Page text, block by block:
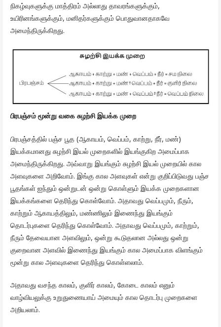
நிகழ்வுகளுக்கு மாத்திரம் அல்லாது தாவரங்களுக்கும்,
உயிரினங்களுக்கும், மனிதர்களுக்கும் பொதுவானதாகவே
அமைந்திருக்கிறது.
பிரபஞ்சம் மூன்று வகை சுழற்சி இயக்க முறை
பிரபஞ்சத்தில் பஞ்ச பூத (ஆகாயம், வெப்பம், காற்று, நீர், மண்)
இயக்கமானது சுழற்சி இயல் முறைகளில் இயங்குகிற அமைப்பாக
அமைந்திருக்கிறது. அவ்வாறு இயங்கும் சுழற்சி இயல் முறையில் கால
அளவுகளை அறிவோம். இங்கு கால அளவுகள் என்று குறிப்பிடுவது பஞ்ச
பூதங்கள் ஐந்தும் ஒன்றுடன் ஒன்று கொள்ளும் இயக்க முறைகளான
இயக்கங்களை தெரிந்து கொள்வோம். அதாவது வெப்பமும், நீரும்,
காற்றும் ஆகாயத்திலும், மண்ணிலும் இணைந்து இயங்கும்
தொடர்புகளை தெரிந்து கொள்வோம். அதாவது வெப்பமும், காற்றும்,
நீரும் தேவையான அளவிலும், ஒன்று கூடுதலான அல்லது ஒன்று
குறைவான அளவில் இணைந்து இயங்கும் கால அமைப்பாக விளங்கும்
மூன்று கால அளவுகளை தெரிந்து கொள்ளலாம்.
அதாவது வசந்த காலம், குளிர் காலம், கோடை காலம் எனும்
வாழ்வியலுக்கு உறுதுணையாய் அமையும் கால தொடர்பு முறைகளை
அறியலாம்.